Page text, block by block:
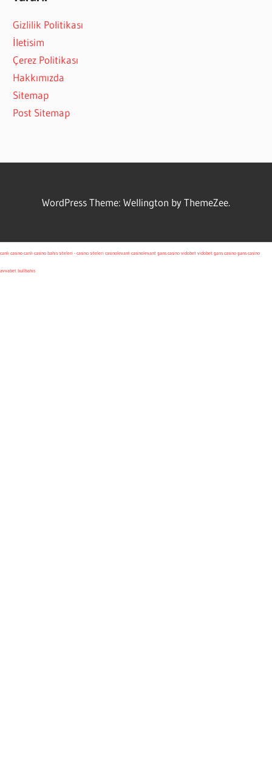
Gizlilik Politikası
İletisim
Çerez Politikası
Hakkımızda
Sitemap
Post Sitemap
WordPress Theme: Wellington by ThemeZee.
canlı casino canlı casino bahis siteleri - casino siteleri casinolevant casinolevant şans casino vidobet vidobet şans casino şans casino
avvabet bullbahis